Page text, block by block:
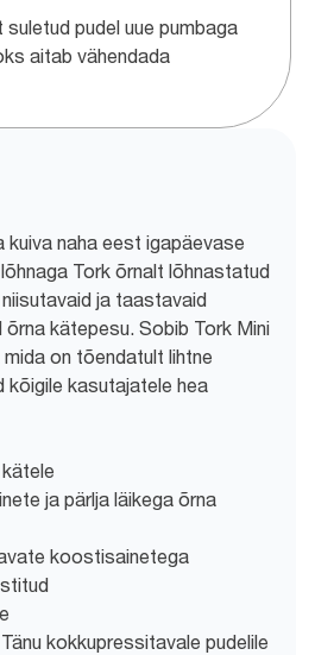
suletud pudel uue pumbaga
aitab vähendada
naha eest igapäevase
Tork õrnalt lõhnastatud
ja taastavaid
kätepesu. Sobib Tork Mini
on tõendatult lihtne
kõigile kasutajatele hea
ja pärlja läikega õrna
koostisainetega
kokkupressitavale pudelile